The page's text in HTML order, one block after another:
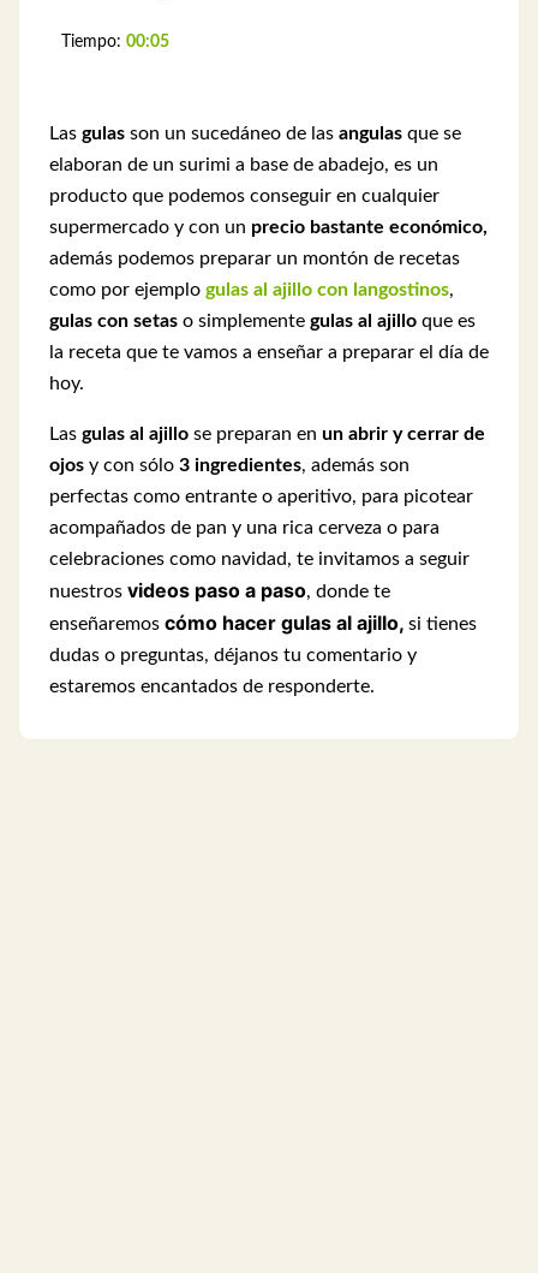
Tiempo: 00:05
Las gulas son un sucedáneo de las angulas que se
elaboran de un surimi a base de abadejo, es un
producto que podemos conseguir en cualquier
supermercado y con un precio bastante económico,
además podemos preparar un montón de recetas
como por ejemplo gulas al ajillo con langostinos,
gulas con setas o simplemente gulas al ajillo que es
la receta que te vamos a enseñar a preparar el día de
hoy.
Las gulas al ajillo se preparan en un abrir y cerrar de
ojos y con sólo 3 ingredientes, además son
perfectas como entrante o aperitivo, para picotear
acompañados de pan y una rica cerveza o para
celebraciones como navidad, te invitamos a seguir
nuestros videos paso a paso, donde te
enseñaremos cómo hacer gulas al ajillo, si tienes
dudas o preguntas, déjanos tu comentario y
estaremos encantados de responderte.